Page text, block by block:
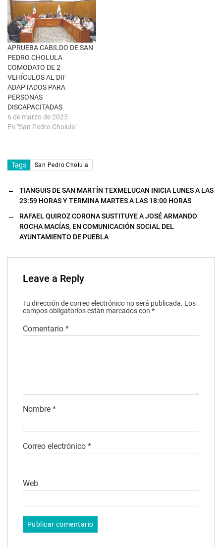
t
a
n
a
n
u
e
v
a
)
APRUEBA CABILDO DE SAN
PEDRO CHOLULA
COMODATO DE 2
VEHÍCULOS AL DIF
ADAPTADOS PARA
PERSONAS
DISCAPACITADAS
6 de marzo de 2025
En "San Pedro Cholula"
Tags San Pedro Cholula
←
TIANGUIS DE SAN MARTÍN TEXMELUCAN INICIA LUNES A LAS
23:59 HORAS Y TERMINA MARTES A LAS 18:00 HORAS
→
RAFAEL QUIROZ CORONA SUSTITUYE A JOSÉ ARMANDO
ROCHA MACÍAS, EN COMUNICACIÓN SOCIAL DEL
AYUNTAMIENTO DE PUEBLA
Leave a Reply
Tu dirección de correo electrónico no será publicada. Los
campos obligatorios están marcados con *
Comentario *
Nombre *
Correo electrónico *
Web